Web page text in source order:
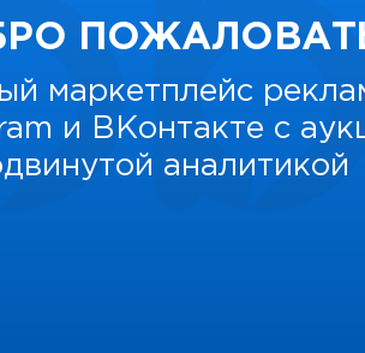
маркетплейс
и ВКонтакте с
аналитикой